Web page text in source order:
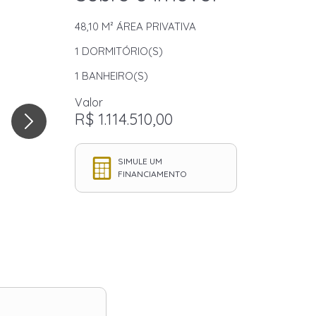
48,10 M² ÁREA PRIVATIVA
1 DORMITÓRIO(S)
1 BANHEIRO(S)
Valor
R$ 1.114.510,00
SIMULE UM
FINANCIAMENTO